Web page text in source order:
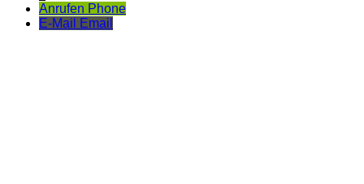
Anrufen Phone
E-Mail
Email